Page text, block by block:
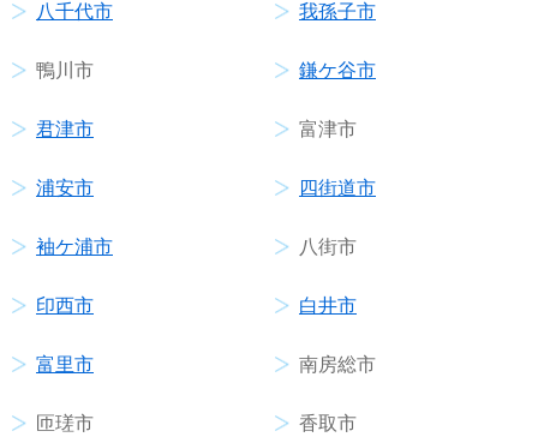
八千代市 我孫子市
鴨川市 鎌ケ谷市
君津市 富津市
浦安市 四街道市
袖ケ浦市 八街市
印西市 白井市
富里市 南房総市
匝瑳市 香取市